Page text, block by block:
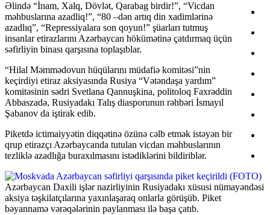
Əlində “İnam, Xalq, Dövlət, Qarabag birdir!”, “Vicdan
məhbuslarına azadliq!”, “80 –dən artıq din xadimlərinə
azadlıq”, “Repressiyalara son qoyun!” şüarları tutmuş
insanlar etirazlarını Azərbaycan hökümətinə çatdırmaq üçün
səfirliyin binası qarşısına toplaşıblar.
“Hilal Məmmədovun hüqülarını müdafiə komitəsi”nin
keçirdiyi etiraz aksiyasında Rusiya “Vətəndaşa yardım”
komitəsinin sədri Svetlana Qannuşkina, politoloq Faxrəddin
Abbaszadə, Rusiyadakı Talış diasporunun rəhbəri İsmayıl
Şabanov da iştirak edib.
Piketdə ictimaiyyətin diqqətinə özünə cəlb etmək istəyən bir
qrup etirazçı Azərbaycanda tutulan vicdan məhbuslarının
tezliklə azadlığa buraxılmasını istədiklərini bildiriblər.
Azərbaycan Daxili işlər nazirliyinin Rusiyadakı xüsusi nümayəndəsi
aksiya təşkilatçılarına yaxınlaşaraq onlarla görüşüb. Piket
bəyannamə vərəqələrinin paylanması ilə başa çatıb.